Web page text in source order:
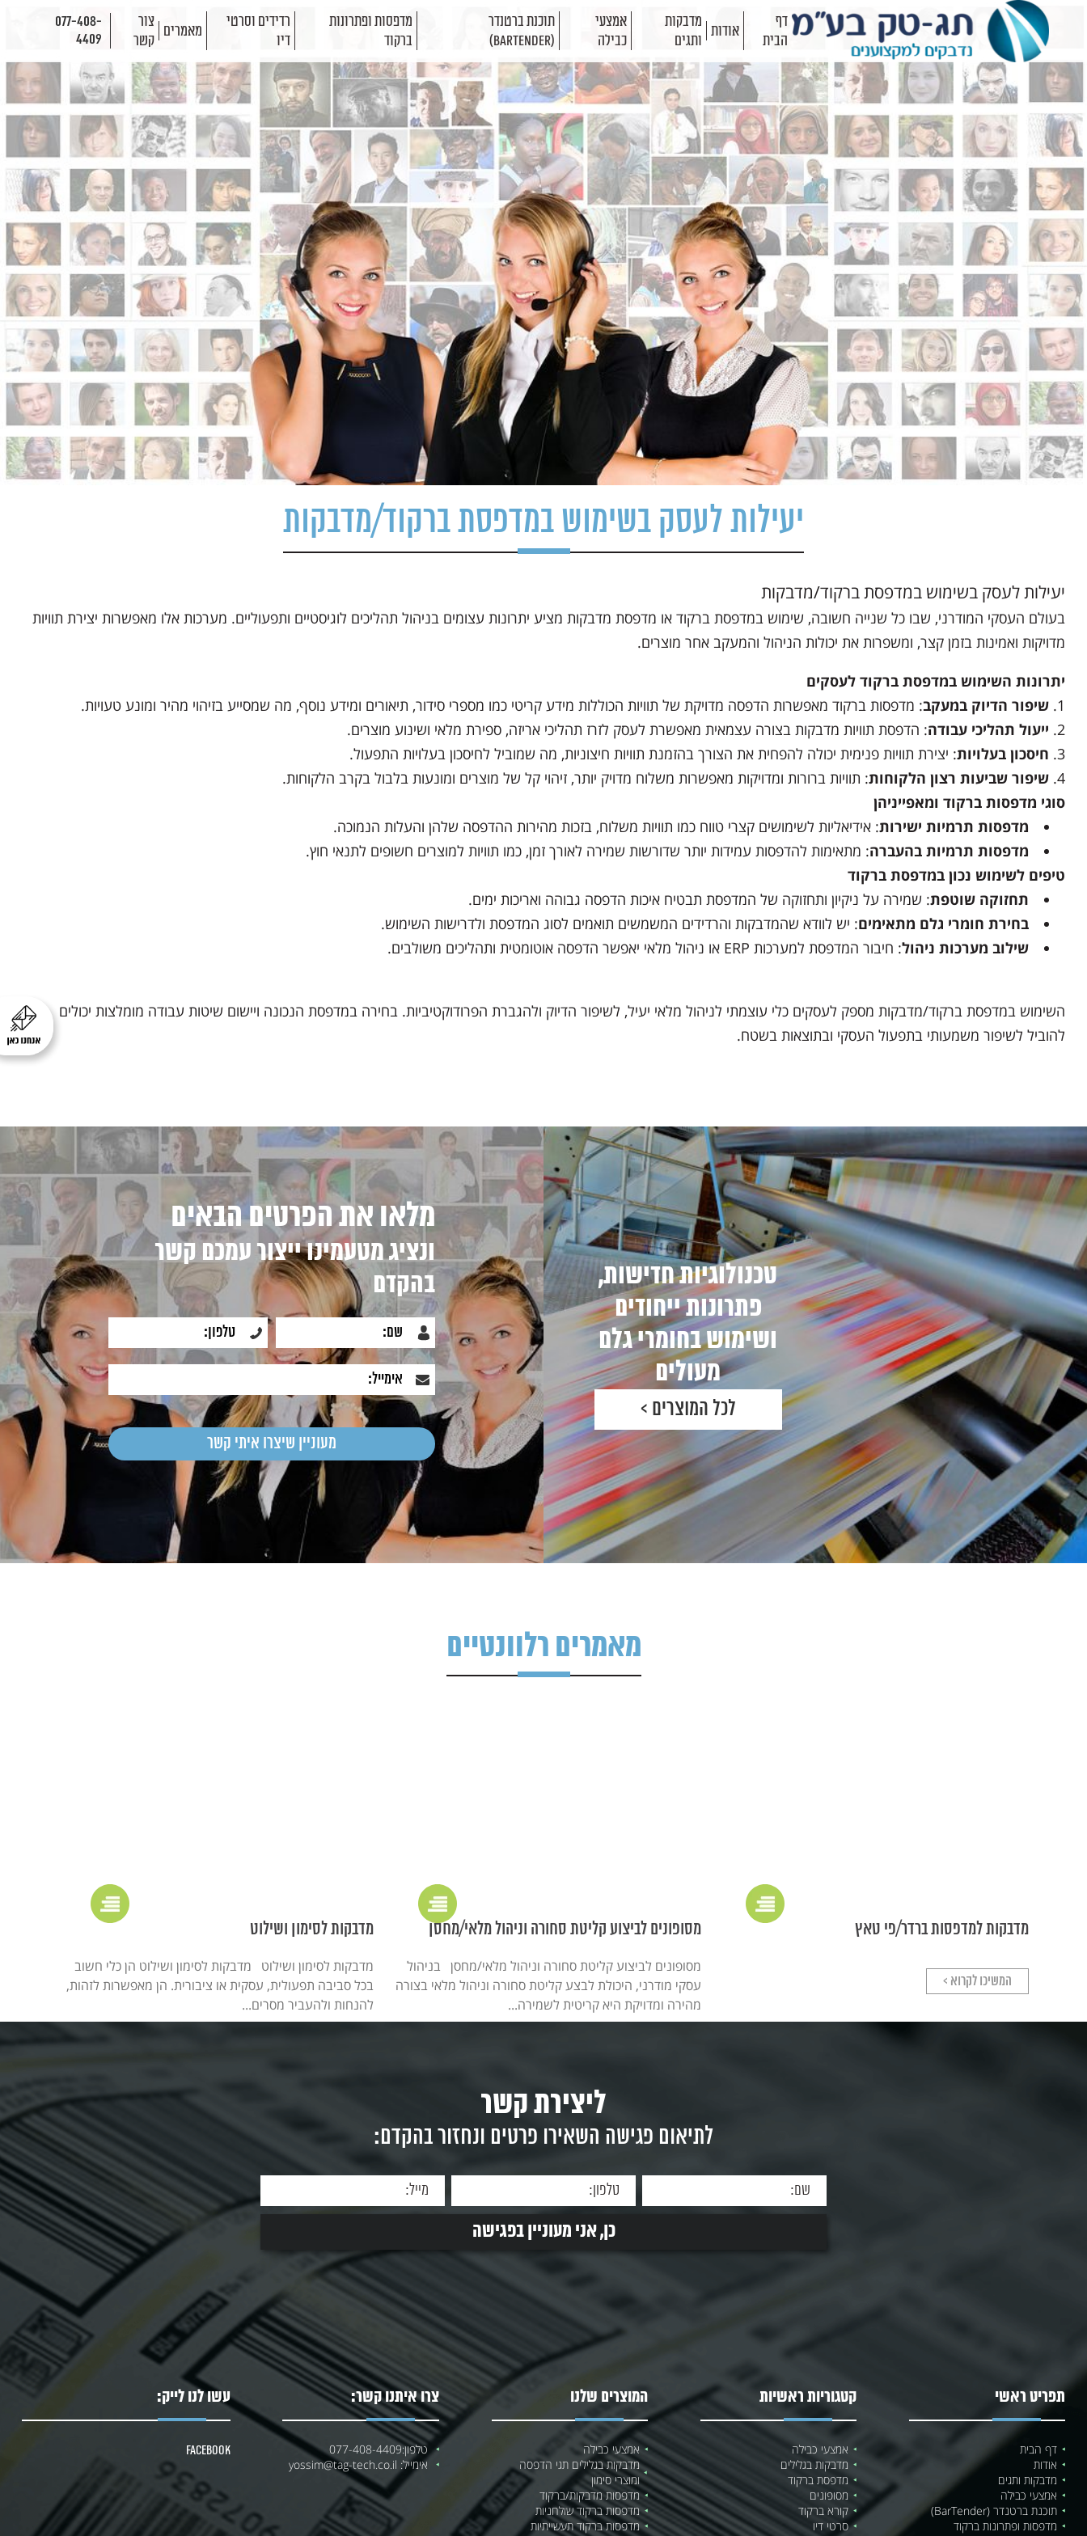
דף
הבית
אודות
מדבקות
ותגים
אמצעי
כבילה
תוכנת ברטנדר
(BarTender)
מדפסות ופתרונות
ברקוד
רדידים וסרטי
דיו
מאמרים
צור
קשר
077-408-
4409
יעילות לעסק בשימוש במדפסת ברקוד/מדבקות
יעילות לעסק בשימוש במדפסת ברקוד/מדבקות
בעולם העסקי המודרני, שבו כל שנייה חשובה, שימוש במדפסת ברקוד או מדפסת מדבקות מציע יתרונות עצומים בניהול תהליכים לוגיסטיים ותפעוליים. מערכות אלו מאפשרות יצירת תוויות
מדויקות ואמינות בזמן קצר, ומשפרות את יכולות הניהול והמעקב אחר מוצרים.
יתרונות השימוש במדפסת ברקוד לעסקים
שיפור הדיוק במעקב: מדפסות ברקוד מאפשרות הדפסה מדויקת של תוויות הכוללות מידע קריטי כמו מספרי סידור, תיאורים ומידע נוסף, מה שמסייע בזיהוי מהיר ומונע טעויות.
ייעול תהליכי עבודה: הדפסת תוויות מדבקות בצורה עצמאית מאפשרת לעסק לזרז תהליכי אריזה, ספירת מלאי ושינוע מוצרים.
חיסכון בעלויות: יצירת תוויות פנימית יכולה להפחית את הצורך בהזמנת תוויות חיצוניות, מה שמוביל לחיסכון בעלויות התפעול.
שיפור שביעות רצון הלקוחות: תוויות ברורות ומדויקות מאפשרות משלוח מדויק יותר, זיהוי קל של מוצרים ומונעות בלבול בקרב הלקוחות.
סוגי מדפסות ברקוד ומאפייניהן
מדפסות תרמיות ישירות: אידיאליות לשימושים קצרי טווח כמו תוויות משלוח, בזכות מהירות ההדפסה שלהן והעלות הנמוכה.
מדפסות תרמיות בהעברה: מתאימות להדפסות עמידות יותר שדורשות שמירה לאורך זמן, כמו תוויות למוצרים חשופים לתנאי חוץ.
טיפים לשימוש נכון במדפסת ברקוד
תחזוקה שוטפת: שמירה על ניקיון ותחזוקה של המדפסת תבטיח איכות הדפסה גבוהה ואריכות ימים.
בחירת חומרי גלם מתאימים: יש לוודא שהמדבקות והרדידים המשמשים תואמים לסוג המדפסת ולדרישות השימוש.
שילוב מערכות ניהול: חיבור המדפסת למערכות ERP או ניהול מלאי יאפשר הדפסה אוטומטית ותהליכים משולבים.
השימוש במדפסת ברקוד/מדבקות מספק לעסקים כלי עוצמתי לניהול מלאי יעיל, לשיפור הדיוק ולהגברת הפרודוקטיביות. בחירה במדפסת הנכונה ויישום שיטות עבודה מומלצות יכולים
להוביל לשיפור משמעותי בתפעול העסקי ובתוצאות בשטח.
טכנולוגיות חדישות,
פתרונות ייחודים
ושימוש בחומרי גלם
מעולים
לכל המוצרים >
מלאו את הפרטים הבאים
ונציג מטעמינו ייצור עמכם קשר
בהקדם
מאמרים רלוונטיים
מדבקות למדפסות ברדר/פי טאץ
המשיכו לקרוא >
מסופונים לביצוע קליטת סחורה וניהול מלאי/מחסן
מסופונים לביצוע קליטת סחורה וניהול מלאי/מחסן בניהול
עסקי מודרני, היכולת לבצע קליטת סחורה וניהול מלאי בצורה
מהירה ומדויקת היא קריטית לשמירה...
מדבקות לסימון ושילוט
מדבקות לסימון ושילוט מדבקות לסימון ושילוט הן כלי חשוב
בכל סביבה תפעולית, עסקית או ציבורית. הן מאפשרות לזהות,
להנחות ולהעביר מסרים...
ליצירת קשר
לתיאום פגישה השאירו פרטים ונחזור בהקדם:
תפריט ראשי
דף הבית
אודות
מדבקות ותגים
אמצעי כבילה
תוכנת ברטנדר (BarTender)
מדפסות ופתרונות ברקוד
קטגוריות ראשיות
אמצעי כבילה
מדבקות בגלילים
מדפסת ברקוד
מסופונים
קורא ברקוד
סרטי דיו
המוצרים שלנו
אמצעי כבילה
מדבקות בגלילים תגי הדפסה
ומוצרי סימון
מדפסות מדבקות/ברקוד
מדפסות ברקוד שולחניות
מדפסות ברקוד תעשייתיות
צרו איתנו קשר:
טלפון:077-408-4409
אימייל: yossim@tag-tech.co.il
עשו לנו לייק:
Facebook